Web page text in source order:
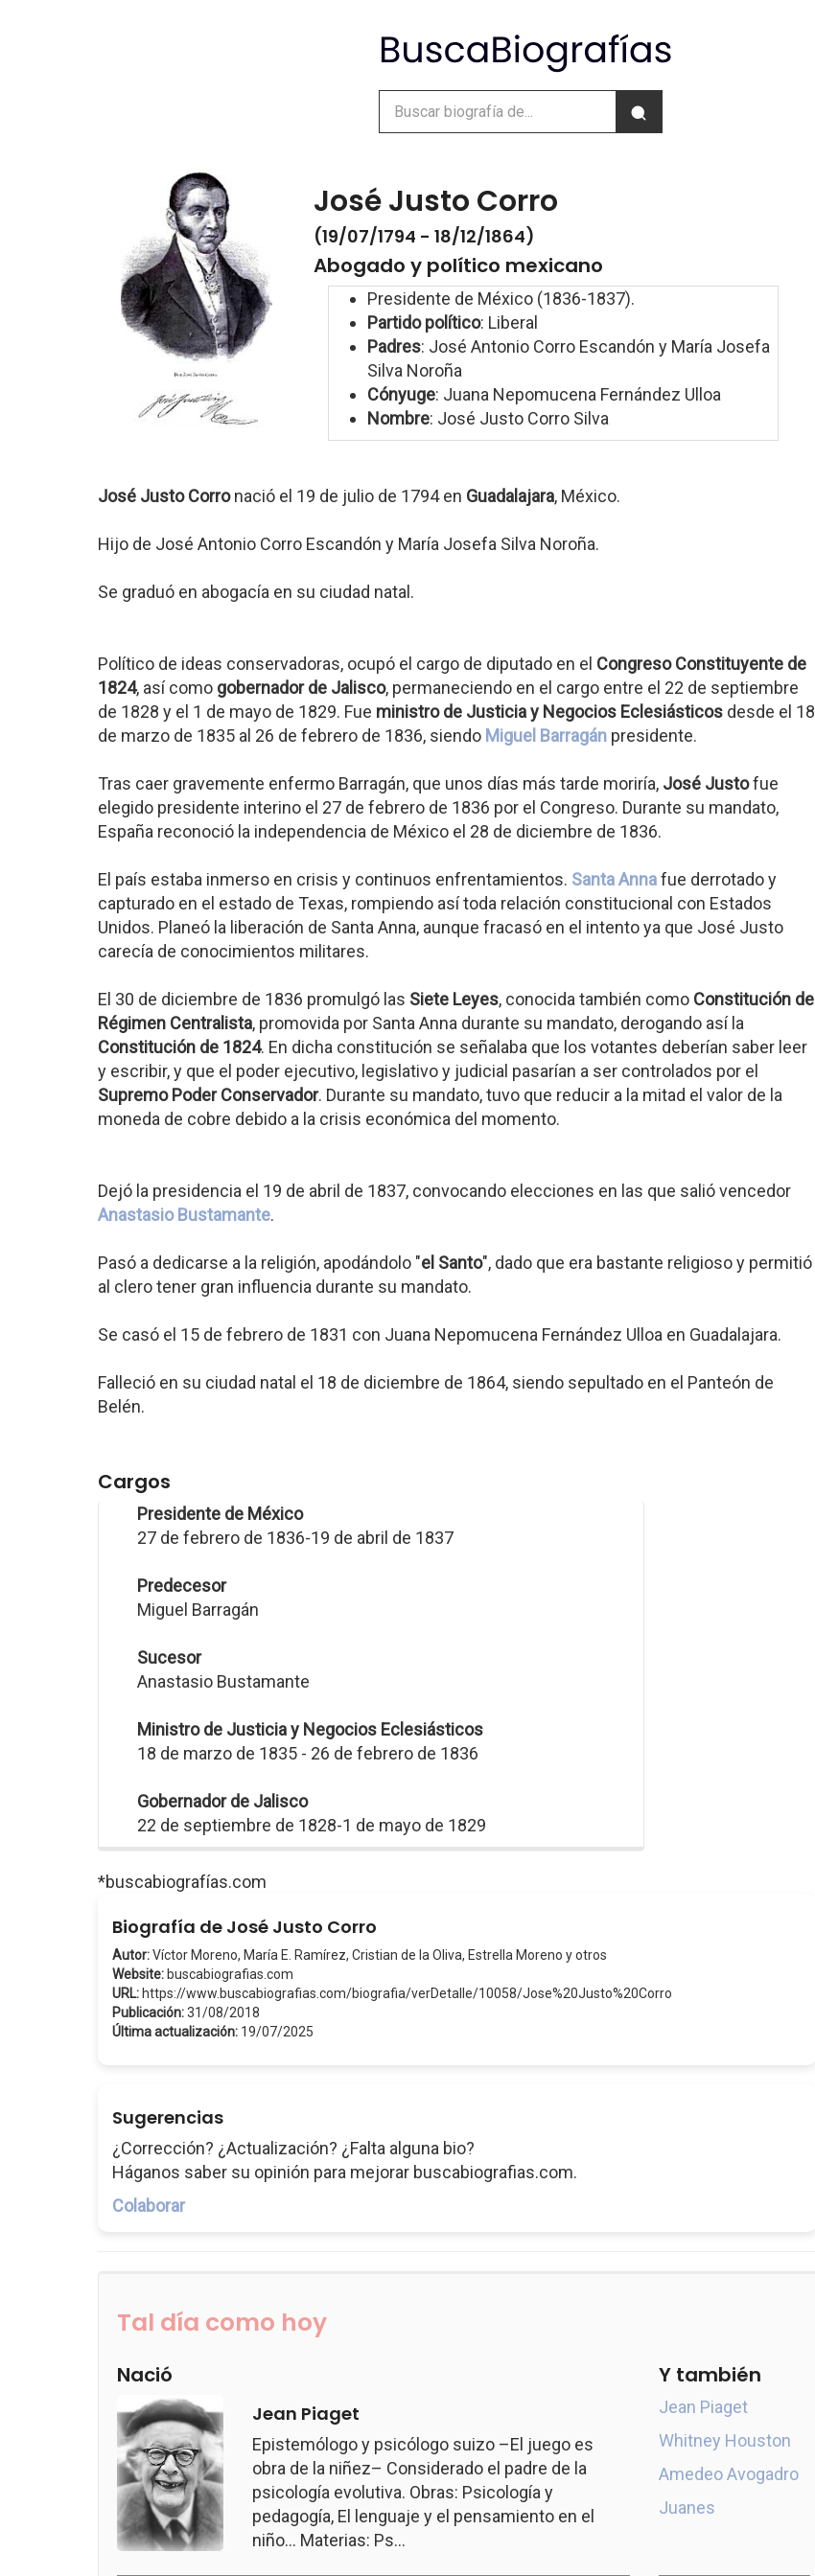
José Justo Corro
(19/07/1794 - 18/12/1864)
Abogado y político mexicano
Presidente de México (1836-1837).
Partido político: Liberal
Padres: José Antonio Corro Escandón y María Josefa
Silva Noroña
Cónyuge: Juana Nepomucena Fernández Ulloa
Nombre: José Justo Corro Silva
José Justo Corronació el 19 de julio de 1794 en Guadalajara, México.
Hijo de José Antonio Corro Escandón y María Josefa Silva Noroña.
Se graduó en abogacía en su ciudad natal.
Político de ideas conservadoras, ocupó el cargo de diputado en el Congreso Constituyente de
1824, así como gobernador de Jalisco, permaneciendo en el cargo entre el 22 de septiembre
de 1828 y el 1 de mayo de 1829. Fue ministro de Justicia y Negocios Eclesiásticos desde el 18
de marzo de 1835 al 26 de febrero de 1836, siendo Miguel Barragán presidente.
Tras caer gravemente enfermo Barragán, que unos días más tarde moriría, José Justofue
elegido presidente interino el 27 de febrero de 1836 por el Congreso. Durante su mandato,
España reconoció la independencia de México el 28 de diciembre de 1836.
El país estaba inmerso en crisis y continuos enfrentamientos. Santa Annafue derrotado y
capturado en el estado de Texas, rompiendo así toda relación constitucional con Estados
Unidos. Planeó la liberación de Santa Anna, aunque fracasó en el intento ya que José Justo
carecía de conocimientos militares.
El 30 de diciembre de 1836 promulgó las Siete Leyes, conocida también como Constitución de
Régimen Centralista, promovida por Santa Anna durante su mandato, derogando así la
Constitución de 1824. En dicha constitución se señalaba que los votantes deberían saber leer
y escribir, y que el poder ejecutivo, legislativo y judicial pasarían a ser controlados por el
Supremo Poder Conservador. Durante su mandato, tuvo que reducir a la mitad el valor de la
moneda de cobre debido a la crisis económica del momento.
Dejó la presidencia el 19 de abril de 1837, convocando elecciones en las que salió vencedor
Anastasio Bustamante.
Pasó a dedicarse a la religión, apodándolo "el Santo", dado que era bastante religioso y permitió
al clero tener gran influencia durante su mandato.
Se casó el 15 de febrero de 1831 con Juana Nepomucena Fernández Ulloa en Guadalajara.
Falleció en su ciudad natal el 18 de diciembre de 1864, siendo sepultado en el Panteón de
Belén.
Cargos
Presidente de México
27 de febrero de 1836-19 de abril de 1837
Predecesor
Miguel Barragán
Sucesor
Anastasio Bustamante
Ministro de Justicia y Negocios Eclesiásticos
18 de marzo de 1835 - 26 de febrero de 1836
Gobernador de Jalisco
22 de septiembre de 1828-1 de mayo de 1829
*buscabiografías.com
Biografía de José Justo Corro
Autor:Víctor Moreno, María E. Ramírez, Cristian de la Oliva, Estrella Moreno y otros
Website: buscabiografias.com
URL: https://www.buscabiografias.com/biografia/verDetalle/10058/Jose%20Justo%20Corro
Publicación:31/08/2018
Última actualización: 19/07/2025
Sugerencias
¿Corrección? ¿Actualización? ¿Falta alguna bio?
Háganos saber su opinión para mejorar buscabiografias.com.
Colaborar
Tal día como hoy
Nació
Jean Piaget
Epistemólogo y psicólogo suizo –El juego es
obra de la niñez– Considerado el padre de la
psicología evolutiva. Obras: Psicología y
pedagogía, El lenguaje y el pensamiento en el
niño... Materias: Ps...
Y también
Jean Piaget
Whitney Houston
Amedeo Avogadro
Juanes